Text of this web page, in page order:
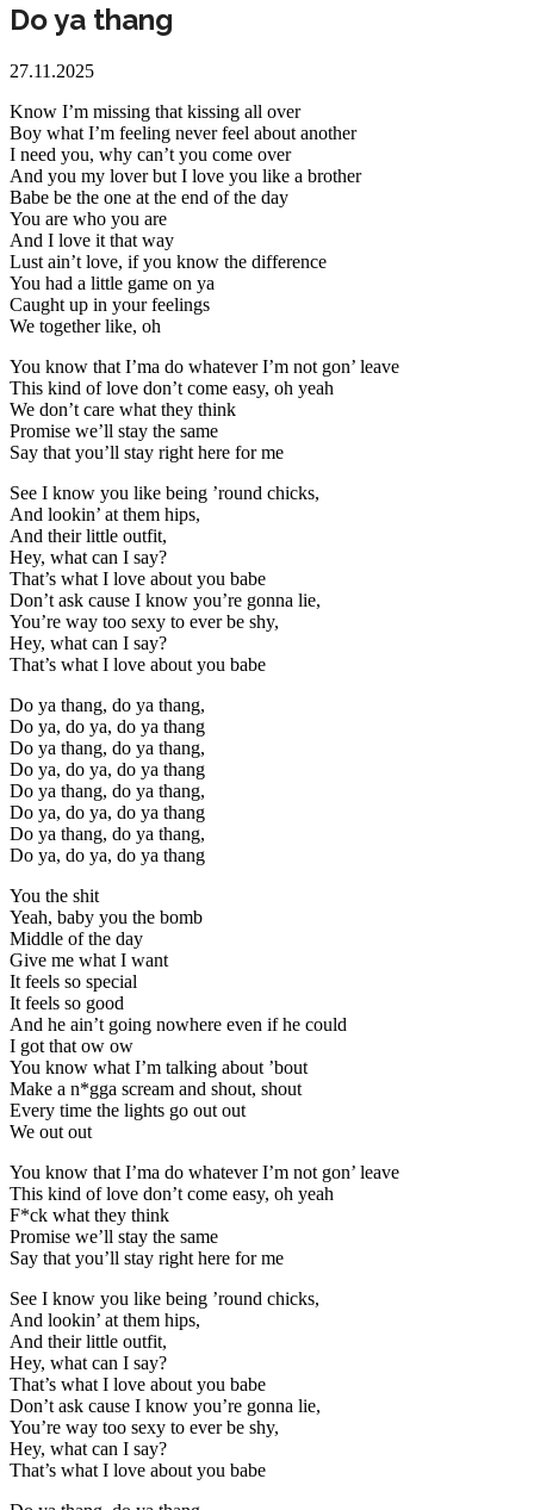
Do ya thang
27.11.2025
Know I’m missing that kissing all over
Boy what I’m feeling never feel about another
I need you, why can’t you come over
And you my lover but I love you like a brother
Babe be the one at the end of the day
You are who you are
And I love it that way
Lust ain’t love, if you know the difference
You had a little game on ya
Caught up in your feelings
We together like, oh
You know that I’ma do whatever I’m not gon’ leave
This kind of love don’t come easy, oh yeah
We don’t care what they think
Promise we’ll stay the same
Say that you’ll stay right here for me
See I know you like being ’round chicks,
And lookin’ at them hips,
And their little outfit,
Hey, what can I say?
That’s what I love about you babe
Don’t ask cause I know you’re gonna lie,
You’re way too sexy to ever be shy,
Hey, what can I say?
That’s what I love about you babe
Do ya thang, do ya thang,
Do ya, do ya, do ya thang
Do ya thang, do ya thang,
Do ya, do ya, do ya thang
Do ya thang, do ya thang,
Do ya, do ya, do ya thang
Do ya thang, do ya thang,
Do ya, do ya, do ya thang
You the shit
Yeah, baby you the bomb
Middle of the day
Give me what I want
It feels so special
It feels so good
And he ain’t going nowhere even if he could
I got that ow ow
You know what I’m talking about ’bout
Make a n*gga scream and shout, shout
Every time the lights go out out
We out out
You know that I’ma do whatever I’m not gon’ leave
This kind of love don’t come easy, oh yeah
F*ck what they think
Promise we’ll stay the same
Say that you’ll stay right here for me
See I know you like being ’round chicks,
And lookin’ at them hips,
And their little outfit,
Hey, what can I say?
That’s what I love about you babe
Don’t ask cause I know you’re gonna lie,
You’re way too sexy to ever be shy,
Hey, what can I say?
That’s what I love about you babe